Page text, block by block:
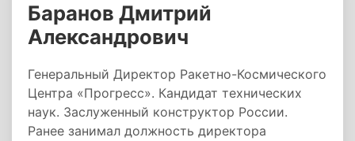
Баранов Дмитрий
Александрович
Генеральный Директор Ракетно-Космического
Центра «Прогресс». Кандидат технических
наук. Заслуженный конструктор России.
Ранее занимал должность директора